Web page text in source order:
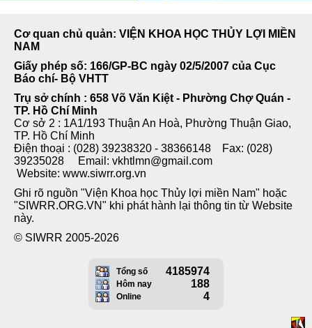
Cơ quan chủ quản: VIỆN KHOA HỌC THỦY LỢI MIỀN
NAM
Giấy phép số: 166/GP-BC ngày 02/5/2007 của Cục
Báo chí- Bộ VHTT
Trụ sở chính : 658 Võ Văn Kiệt - Phường Chợ Quán -
TP. Hồ Chí Minh
Cơ sở 2 : 1A1/193 Thuận An Hoà, Phường Thuận Giao,
TP. Hồ Chí Minh
Điện thoại : (028) 39238320 - 38366148 Fax: (028)
39235028 Email: vkhtlmn@gmail.com
Website: www.siwrr.org.vn
Ghi rõ nguồn "Viện Khoa học Thủy lợi miền Nam" hoặc
"SIWRR.ORG.VN" khi phát hành lại thông tin từ Website
này.
© SIWRR 2005-2026
Tổng số 4185974
Hôm nay 188
Online 4